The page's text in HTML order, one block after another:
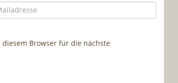
Browser für die nächste